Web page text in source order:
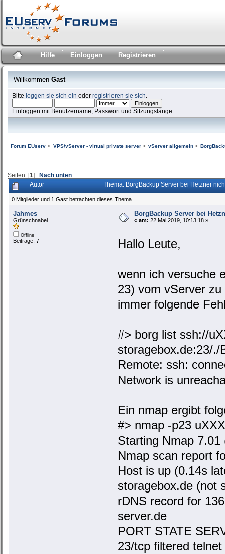
Hilfe Einloggen Registrieren
Willkommen Gast
Bitteloggen sie sich ein oderregistrieren sie sich
Einloggen mit Benutzername, Passwort und Sitzungslänge
Forum EUserv > VPS/vServer - virtual private server> vServer allgemein>
Seiten: [1] Nach unten
Autor Thema: BorgBackup Server bei Hetzner
0 Mitglieder und 1 Gast betrachten dieses Thema.
Jahmes
Grünschnabel
Offline
Beiträge: 7
BorgBackup Server bei
« am: 22.Mai 2019, 10:13:18 »
Hallo Leute,
wenn ich versuche
23) vom vServer
immer folgende
#> borg list ssh://
storagebox.de:23/./
Remote: ssh:
Network is
Ein nmap ergibt
#> nmap -p23
Starting Nmap
Nmap scan report
Host is up (0.14s
storagebox.de (not
rDNS record for
server.de
PORT STATE
23/tcp filtered telnet